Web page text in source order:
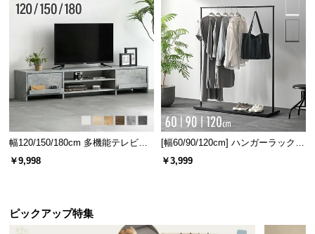
幅120/150/180cm 多機能テレビボ
ード 木目/石目調 オープン収納・
￥9,998
[幅60/90/120cm] ハンガーラック
スチール 4段階高さ調節 サイドフ
￥3,999
ピックアップ特集